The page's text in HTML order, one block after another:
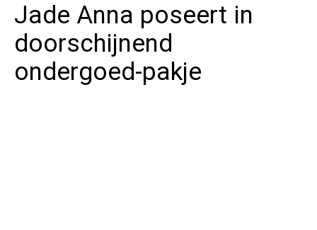
Jade Anna poseert in
doorschijnend
ondergoed-pakje